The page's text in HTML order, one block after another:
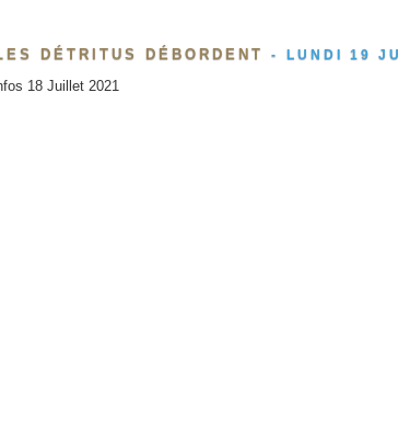
DÉTRITUS DÉBORDENT -
LUNDI 19
18 Juillet 2021